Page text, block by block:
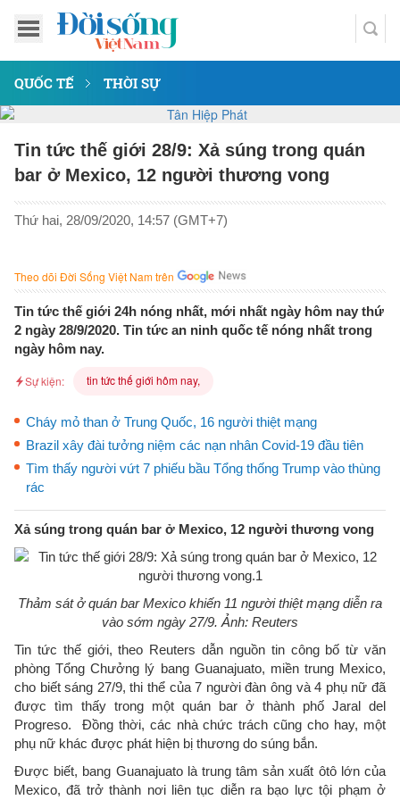
QUỐC TẾ THỜI SỰ
Tin tức thế giới 28/9: Xả súng trong quán
bar ở Mexico, 12 người thương vong
Thứ hai, 28/09/2020, 14:57 (GMT+7)
Theo dõi Đời Sống Việt Nam trên
Tin tức thế giới 24h nóng nhất, mới nhất ngày hôm nay thứ
2 ngày 28/9/2020. Tin tức an ninh quốc tế nóng nhất trong
ngày hôm nay.
Sự kiện: tin tức thế giới hôm nay,
Cháy mỏ than ở Trung Quốc, 16 người thiệt mạng
Brazil xây đài tưởng niệm các nạn nhân Covid-19 đầu tiên
Tìm thấy người vứt 7 phiếu bầu Tổng thống Trump vào thùng
rác
Xả súng trong quán bar ở Mexico, 12 người thương vong
Thảm sát ở quán bar Mexico khiến 11 người thiệt mạng diễn ra
vào sớm ngày 27/9. Ảnh: Reuters
Tin tức thế giới, theo Reuters dẫn nguồn tin công bố từ văn
phòng Tổng Chưởng lý bang Guanajuato, miền trung Mexico,
cho biết sáng 27/9, thi thể của 7 người đàn ông và 4 phụ nữ đã
được tìm thấy trong một quán bar ở thành phố Jaral del
Progreso. Đồng thời, các nhà chức trách cũng cho hay, một
phụ nữ khác được phát hiện bị thương do súng bắn.
Được biết, bang Guanajuato là trung tâm sản xuất ôtô lớn của
Mexico, đã trở thành nơi liên tục diễn ra bạo lực tội phạm ở